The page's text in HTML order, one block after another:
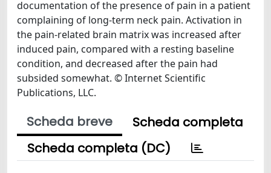
documentation of the presence of pain in a patient
complaining of long-term neck pain. Activation in
the pain-related brain matrix was increased after
induced pain, compared with a resting baseline
condition, and decreased after the pain had
subsided somewhat. © Internet Scientific
Publications, LLC.
Scheda breve
Scheda completa
Scheda completa (DC)